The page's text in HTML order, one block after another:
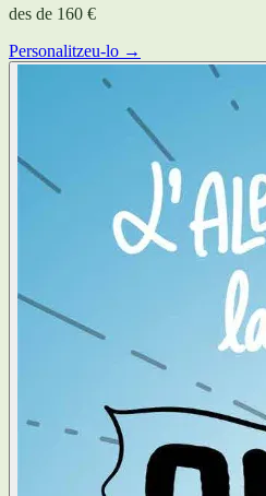
des de 160 €
Personalitzeu-lo →